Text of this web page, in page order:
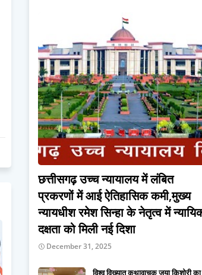
छत्तीसगढ़ उच्च न्यायालय में लंबित
प्रकरणों में आई ऐतिहासिक कमी,मुख्य
न्यायधीश रमेश सिन्हा के नेतृत्व में
दक्षता को मिली नई दिशा
December 31, 2025
विश्व विख्यात कथावाचक जया किशोरी का